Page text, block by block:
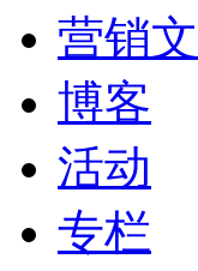
营销
博客
活动
专栏